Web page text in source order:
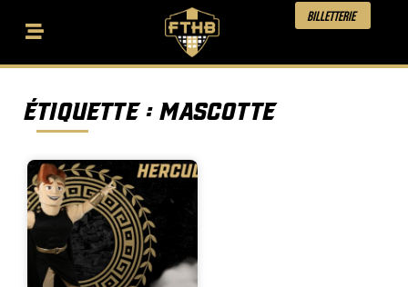
Billetterie
Étiquette : Mascotte